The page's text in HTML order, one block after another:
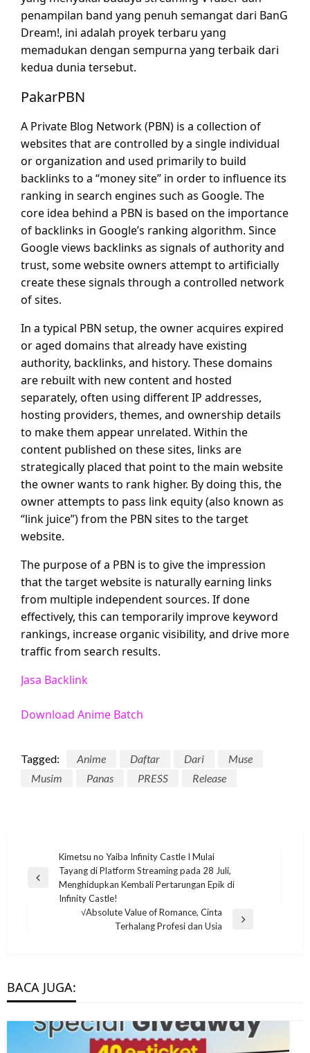
penampilan band yang penuh semangat dari BanG
Dream!, ini adalah proyek terbaru yang
memadukan dengan sempurna yang terbaik dari
kedua dunia tersebut.
PakarPBN
A Private Blog Network (PBN) is a collection of
websites that are controlled by a single individual
or organization and used primarily to build
backlinks to a “money site” in order to influence its
ranking in search engines such as Google. The
core idea behind a PBN is based on the importance
of backlinks in Google’s ranking algorithm. Since
Google views backlinks as signals of authority and
trust, some website owners attempt to artificially
create these signals through a controlled network
of sites.
In a typical PBN setup, the owner acquires expired
or aged domains that already have existing
authority, backlinks, and history. These domains
are rebuilt with new content and hosted
separately, often using different IP addresses,
hosting providers, themes, and ownership details
to make them appear unrelated. Within the
content published on these sites, links are
strategically placed that point to the main website
the owner wants to rank higher. By doing this, the
owner attempts to pass link equity (also known as
“link juice”) from the PBN sites to the target
website.
The purpose of a PBN is to give the impression
that the target website is naturally earning links
from multiple independent sources. If done
effectively, this can temporarily improve keyword
rankings, increase organic visibility, and drive more
traffic from search results.
Jasa Backlink
Download Anime Batch
Tagged: Anime Daftar Dari
Muse
Musim
Panas PRESS Release
navigation
Previous
Kimetsu no Yaiba Infinity Castle I Mulai
Tayang di Platform Streaming pada 28 Juli,
Menghidupkan Kembali Pertarungan Epik di
Infinity Castle!
√Absolute Value of Romance, Cinta
Terhalang Profesi dan Usia
BACA JUGA: